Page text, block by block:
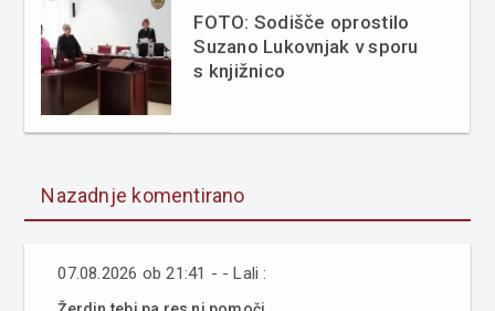
FOTO: Sodišče oprostilo
Suzano Lukovnjak v sporu
s knjižnico
Nazadnje komentirano
07.08.2026 ob 21:41 - - Lali :